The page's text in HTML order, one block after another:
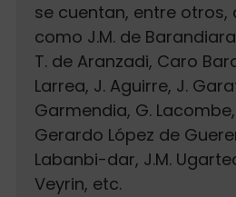
se cuentan, entre otros,
como J.M. de
T. de Aranzadi, Caro
Larrea, J. Aguirre, J.
Garmendia, G.
Gerardo López de
Labanbi-dar, J.M.
Veyrin, etc.